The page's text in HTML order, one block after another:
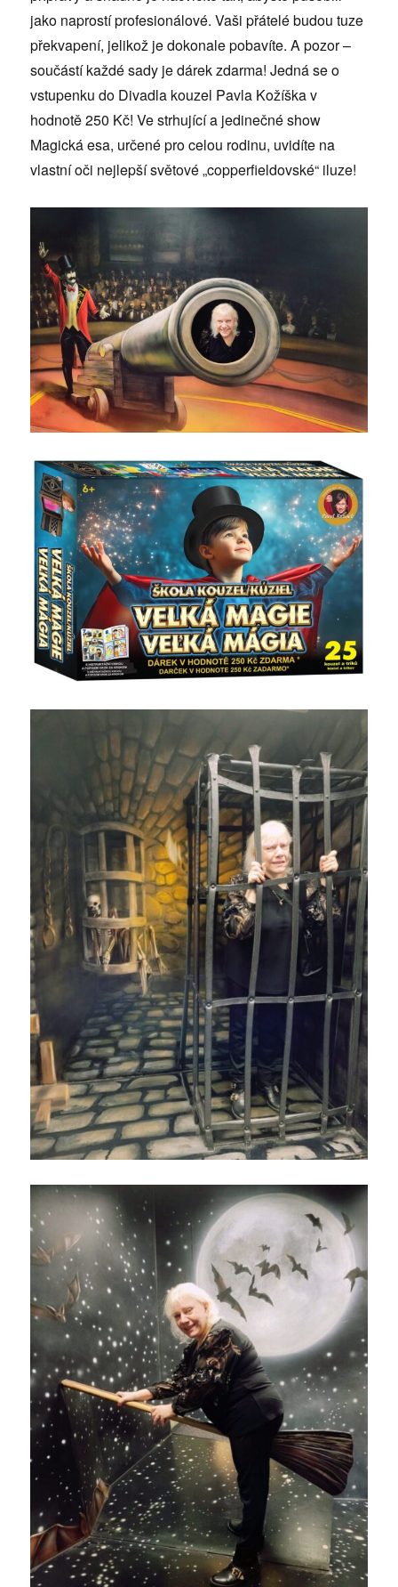
jako naprostí profesionálové. Vaši přátelé budou tuze
překvapení, jelikož je dokonale pobavíte. A pozor –
součástí každé sady je dárek zdarma! Jedná se o
vstupenku do Divadla kouzel Pavla Kožíška v
hodnotě 250 Kč! Ve strhující a jedinečné show
Magická esa, určené pro celou rodinu, uvidíte na
vlastní oči nejlepší světové „copperfieldovské“ iluze!